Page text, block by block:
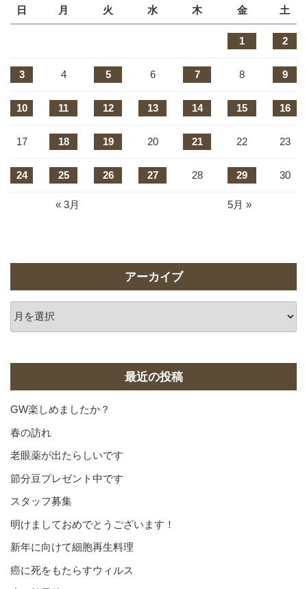
日 月 火 水 木 金 土
1 2
3 4 5 6 7 8 9
10 11 12 13 14 15 16
17 18 19 20 21 22 23
24 25 26 27 28 29 30
« 3月 5月 »
アーカイブ
ア
ー
最近の投稿
GW楽しめましたか？
春の訪れ
老眼薬が出たらしいです
節分豆プレゼント中です
スタッフ募集
明けましておめでとうございます！
新年に向けて細胞再生料理
癌に死をもたらすウィルス